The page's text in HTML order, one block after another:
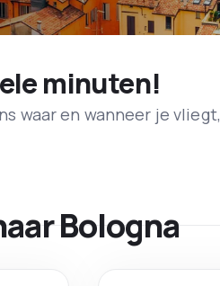
minuten!
waar en wanneer je vliegt,
Bologna